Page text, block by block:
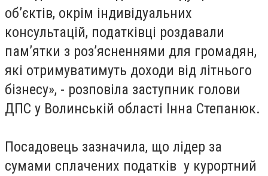
об’єктів, окрім індивідуальних
консультацій, податківці роздавали
пам’ятки з роз’ясненнями для громадян,
які отримуватимуть доходи від літнього
бізнесу», - розповіла заступник голови
ДПС у Волинській області Інна Степанюк.
Посадовець зазначила, що лідер за
сумами сплачених податків у курортний